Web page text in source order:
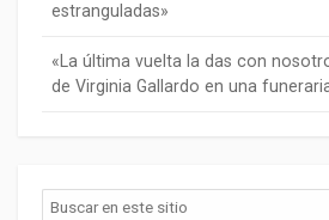
estranguladas»
«La última vuelta la das con
de Virginia Gallardo en una
Buscar